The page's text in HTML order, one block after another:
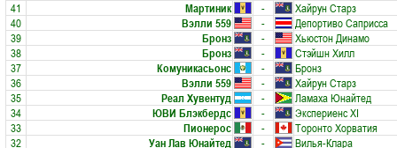
41
Мартиник -
Хайрун Старз
40
Вэлли 559 -
Депортиво Саприсса
39
Бронз -
Хьюстон Динамо
38
Бронз -
Стэйшн Хилл
37
Комуникасьонс -
Бронз
36
Вэлли 559 -
Хайрун Старз
35
Реал Хувентуд -
Ламаха Юнайтед
34
ЮВИ Блэкбердс -
Экспериенс XI
33
Пионерос -
Торонто Хорватия
32
Уан Лав Юнайтед -
Вилья-Клара